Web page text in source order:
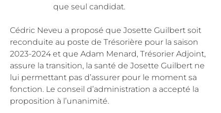
que seul candidat.
Cédric Neveu a proposé que Josette Guilbert soit
reconduite au poste de Trésorière pour la saison
2023-2024 et que Adam Menard, Trésorier Adjoint,
assure la transition, la santé de Josette Guilbert ne
lui permettant pas d’assurer pour le moment sa
fonction. Le conseil d’administration a accepté la
proposition à l’unanimité.